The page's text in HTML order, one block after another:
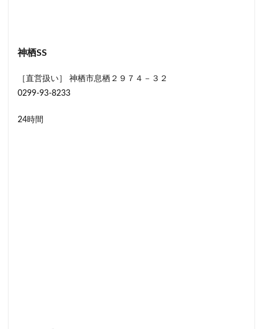
神栖SS
［直営扱い］ 神栖市息栖２９７４－３２
0299-93-8233
24時間